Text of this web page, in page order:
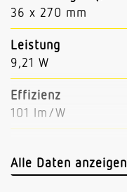
36 x 270 mm
Leistung
9,21 W
Effizienz
101 lm/W
927 lm
Alle Daten anzeigen